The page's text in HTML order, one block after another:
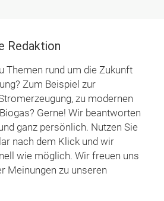
Redaktion
Themen rund um die Zukunft
Zum Beispiel zur
zu modernen
Gerne! Wir beantworten
ganz persönlich. Nutzen Sie
nach dem Klick und wir
wie möglich. Wir freuen uns
Meinungen zu unseren